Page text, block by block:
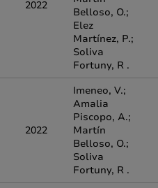
2022
Belloso, O.;
Elez
Martínez, P.;
Soliva
Fortuny, R .
2022
Imeneo, V.;
Amalia
Piscopo, A.;
Martín
Belloso, O.;
Soliva
Fortuny, R .